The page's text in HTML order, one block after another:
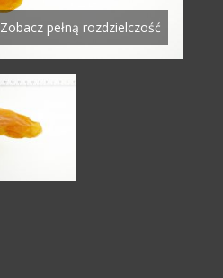
Zobacz pełną rozdzielczość